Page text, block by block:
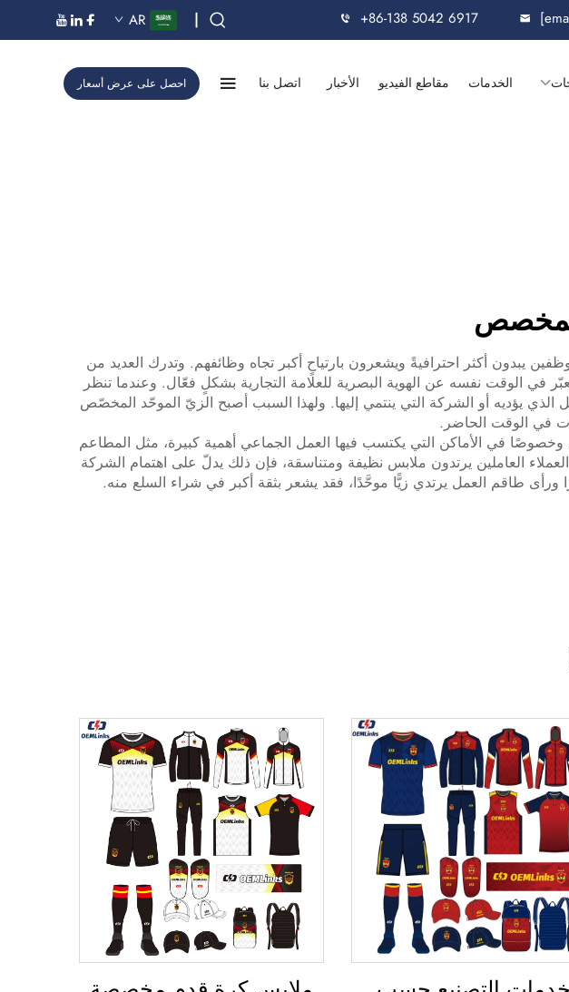
+86-138 5042 6917
|
AR
الخدمات مقاطع الفيديو الأخبار اتصل بنا احصل على عرض أسعار
أكثر احترافيةً ويشعرون بارتياحٍ أكبر تجاه وظائفهم. وتدرك العديد من
في الوقت نفسه عن الهوية البصرية للعلامة التجارية بشكلٍ فعّال. وعندما تنظر
الذي يؤديه أو الشركة التي ينتمي إليها. ولهذا السبب أصبح الزيّ الموحّد المخصّص
في الوقت الحاضر.
وخصوصًا في الأماكن التي يكتسب فيها العمل الجماعي أهمية كبيرة، مثل المطاعم
العاملين يرتدون ملابس نظيفة ومتناسقة، فإن ذلك يدلّ على اهتمام الشركة
طاقم العمل يرتدي زيًّا موحَّدًا، فقد يشعر بثقة أكبر في شراء السلع منه.